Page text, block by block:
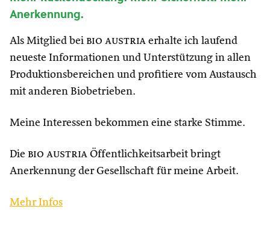
Anerkennung.
Als Mitglied bei bio austria erhalte ich laufend
neueste Informationen und Unterstützung in allen
Produktionsbereichen und profitiere vom Austausch
mit anderen Biobetrieben.
Meine Interessen bekommen eine starke Stimme.
Die bio austria Öffentlichkeitsarbeit bringt
Anerkennung der Gesellschaft für meine Arbeit.
Mehr Infos